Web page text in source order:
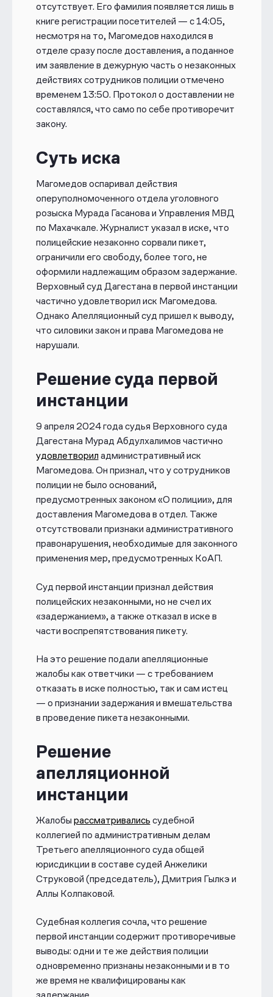
отсутствует. Его фамилия появляется лишь в
книге регистрации посетителей — с 14:05,
несмотря на то, Магомедов находился в
отделе сразу после доставления, а поданное
им заявление в дежурную часть о незаконных
действиях сотрудников полиции отмечено
временем 13:50. Протокол о доставлении не
составлялся, что само по себе противоречит
закону.
Суть иска
Магомедов оспаривал действия
оперуполномоченного отдела уголовного
розыска Мурада Гасанова и Управления МВД
по Махачкале. Журналист указал в иске, что
полицейские незаконно сорвали пикет,
ограничили его свободу, более того, не
оформили надлежащим образом задержание.
Верховный суд Дагестана в первой инстанции
частично удовлетворил иск Магомедова.
Однако Апелляционный суд пришел к выводу,
что силовики закон и права Магомедова не
нарушали.
Решение суда первой
инстанции
9 апреля 2024 года судья Верховного суда
Дагестана Мурад Абдулхалимов частично
удовлетворил административный иск
Магомедова. Он признал, что у сотрудников
полиции не было оснований,
предусмотренных законом «О полиции», для
доставления Магомедова в отдел. Также
отсутствовали признаки административного
правонарушения, необходимые для законного
применения мер, предусмотренных КоАП.
Суд первой инстанции признал действия
полицейских незаконными, но не счел их
«задержанием», а также отказал в иске в
части воспрепятствования пикету.
На это решение подали апелляционные
жалобы как ответчики — с требованием
отказать в иске полностью, так и сам истец
— о признании задержания и вмешательства
в проведение пикета незаконными.
Решение
апелляционной
инстанции
Жалобы рассматривались судебной
коллегией по административным делам
Третьего апелляционного суда общей
юрисдикции в составе судей Анжелики
Струковой (председатель), Дмитрия Гылкэ и
Аллы Колпаковой.
Судебная коллегия сочла, что решение
первой инстанции содержит противоречивые
выводы: одни и те же действия полиции
одновременно признаны незаконными и в то
же время не квалифицированы как